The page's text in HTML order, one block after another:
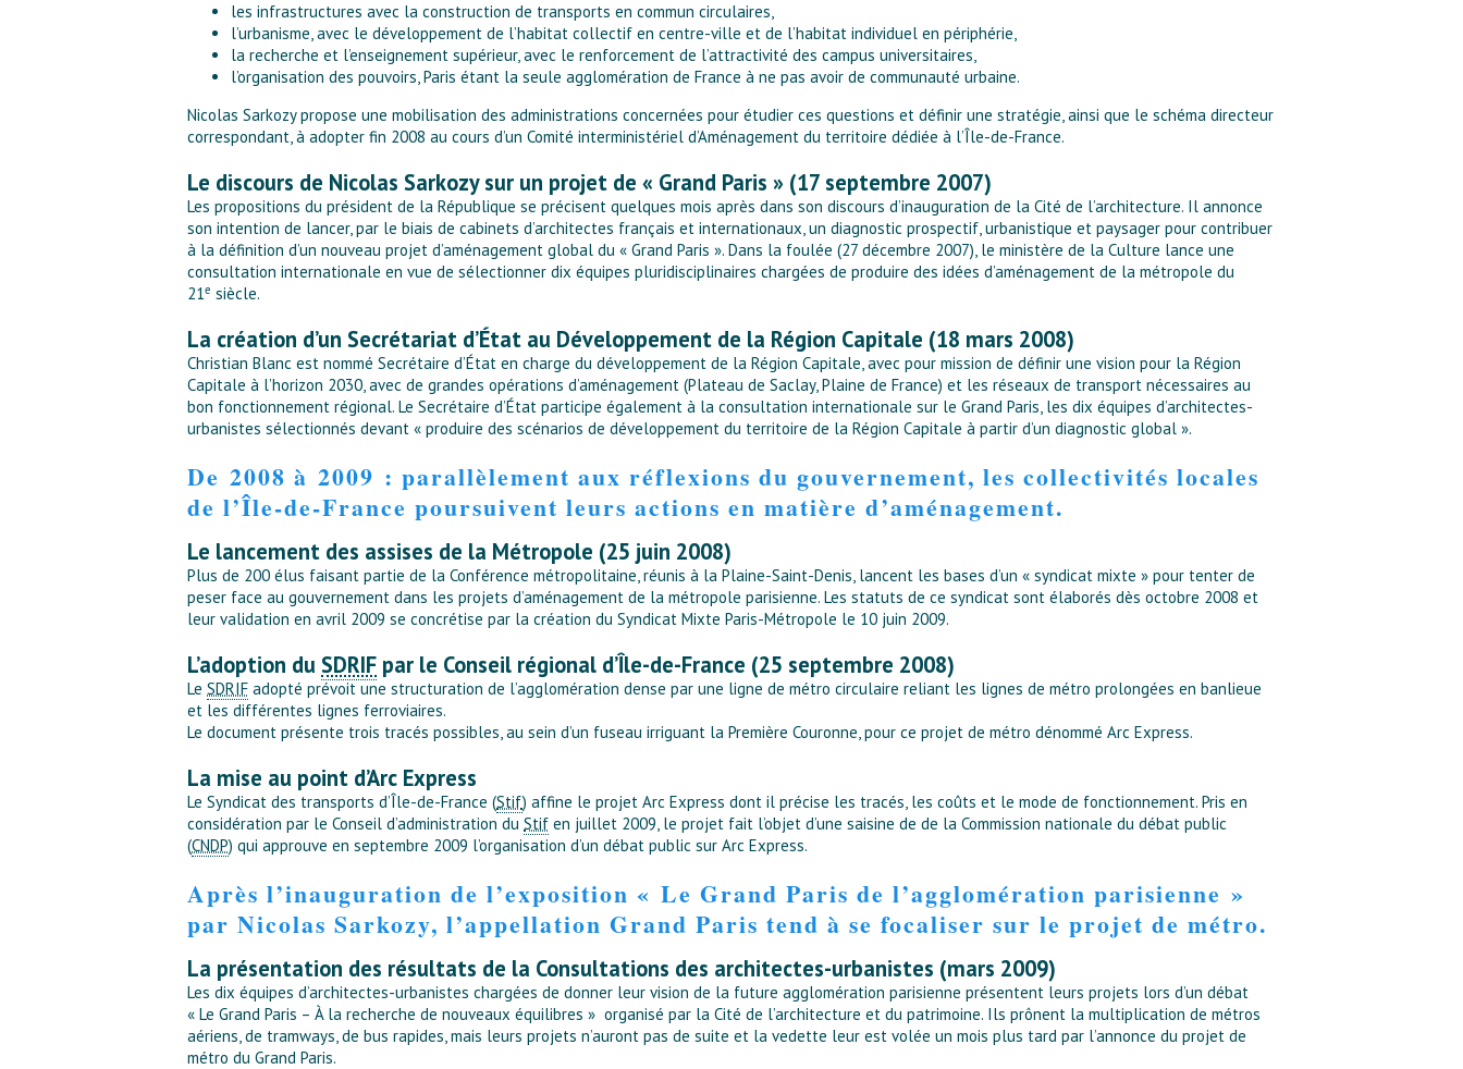
les infrastructures avec la construction de transports en commun circulaires,
l’urbanisme, avec le développement de l’habitat collectif en centre-ville et de l’habitat individuel en périphérie,
la recherche et l’enseignement supérieur, avec le renforcement de l’attractivité des campus universitaires,
l’organisation des pouvoirs, Paris étant la seule agglomération de France à ne pas avoir de communauté urbaine.
Nicolas Sarkozy propose une mobilisation des administrations concernées pour étudier ces questions et définir une stratégie, ainsi que le schéma directeur
correspondant, à adopter fin 2008 au cours d’un Comité interministériel d’Aménagement du territoire dédiée à l’Île-de-France.
Le discours de Nicolas Sarkozy sur un projet de « Grand Paris » (17 septembre 2007)
Les propositions du président de la République se précisent quelques mois après dans son discours d’inauguration de la Cité de l’architecture. Il annonce
son intention de lancer, par le biais de cabinets d’architectes français et internationaux, un diagnostic prospectif, urbanistique et paysager pour contribuer
à la définition d’un nouveau projet d’aménagement global du « Grand Paris ». Dans la foulée (27 décembre 2007), le ministère de la Culture lance une
consultation internationale en vue de sélectionner dix équipes pluridisciplinaires chargées de produire des idées d’aménagement de la métropole du
21e siècle.
La création d’un Secrétariat d’État au Développement de la Région Capitale (18 mars 2008)
Christian Blanc est nommé Secrétaire d’État en charge du développement de la Région Capitale, avec pour mission de définir une vision pour la Région
Capitale à l’horizon 2030, avec de grandes opérations d’aménagement (Plateau de Saclay, Plaine de France) et les réseaux de transport nécessaires au
bon fonctionnement régional. Le Secrétaire d’État participe également à la consultation internationale sur le Grand Paris, les dix équipes d’architectes-
urbanistes sélectionnés devant « produire des scénarios de développement du territoire de la Région Capitale à partir d’un diagnostic global ».
De 2008 à 2009 : parallèlement aux réflexions du gouvernement, les collectivités locales
de l’Île-de-France poursuivent leurs actions en matière d’aménagement.
Le lancement des assises de la Métropole (25 juin 2008)
Plus de 200 élus faisant partie de la Conférence métropolitaine, réunis à la Plaine-Saint-Denis, lancent les bases d’un « syndicat mixte » pour tenter de
peser face au gouvernement dans les projets d’aménagement de la métropole parisienne. Les statuts de ce syndicat sont élaborés dès octobre 2008 et
leur validation en avril 2009 se concrétise par la création du Syndicat Mixte Paris-Métropole le 10 juin 2009.
L’adoption du SDRIF par le Conseil régional d’Île-de-France (25 septembre 2008)
Le SDRIF adopté prévoit une structuration de l’agglomération dense par une ligne de métro circulaire reliant les lignes de métro prolongées en banlieue
et les différentes lignes ferroviaires.
Le document présente trois tracés possibles, au sein d’un fuseau irriguant la Première Couronne, pour ce projet de métro dénommé Arc Express.
La mise au point d’Arc Express
Le Syndicat des transports d’Île-de-France (Stif) affine le projet Arc Express dont il précise les tracés, les coûts et le mode de fonctionnement. Pris en
considération par le Conseil d’administration du Stif en juillet 2009, le projet fait l’objet d’une saisine de de la Commission nationale du débat public
(CNDP) qui approuve en septembre 2009 l’organisation d’un débat public sur Arc Express.
Après l’inauguration de l’exposition « Le Grand Paris de l’agglomération parisienne »
par Nicolas Sarkozy, l’appellation Grand Paris tend à se focaliser sur le projet de métro.
La présentation des résultats de la Consultations des architectes-urbanistes (mars 2009)
Les dix équipes d’architectes-urbanistes chargées de donner leur vision de la future agglomération parisienne présentent leurs projets lors d’un débat
« Le Grand Paris – À la recherche de nouveaux équilibres » organisé par la Cité de l’architecture et du patrimoine. Ils prônent la multiplication de métros
aériens, de tramways, de bus rapides, mais leurs projets n’auront pas de suite et la vedette leur est volée un mois plus tard par l’annonce du projet de
métro du Grand Paris.